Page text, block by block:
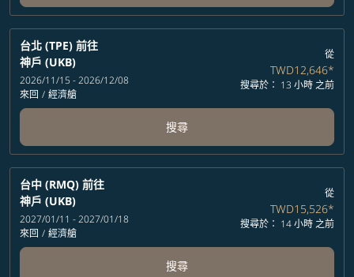
台北 (TPE) 前往
神戶 (UKB)
2026/11/15 - 2026/12/08
來回 / 經濟艙
從
TWD12,646*
搜尋於： 13 小時 之前
搜尋
台中 (RMQ) 前往
神戶 (UKB)
2027/01/11 - 2027/01/18
來回 / 經濟艙
從
TWD15,526*
搜尋於： 14 小時 之前
搜尋